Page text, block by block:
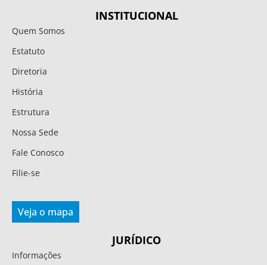
INSTITUCIONAL
Quem Somos
Estatuto
Diretoria
História
Estrutura
Nossa Sede
Fale Conosco
Filie-se
Veja o mapa
JURÍDICO
Informações